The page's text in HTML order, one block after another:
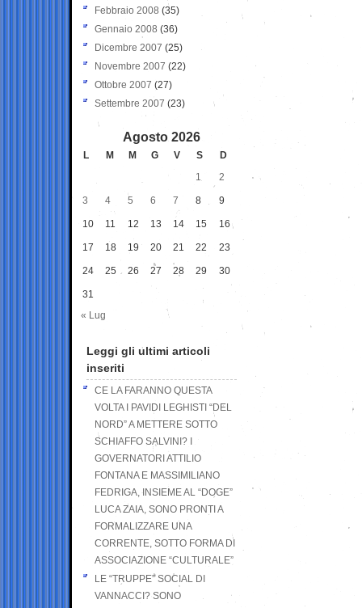
Febbraio 2008 (35)
Gennaio 2008 (36)
Dicembre 2007 (25)
Novembre 2007 (22)
Ottobre 2007 (27)
Settembre 2007 (23)
Agosto 2026
L M M G V S
D
1
2
3 4 5 6 7 8 9
10 11 12 13 14 15 16
17 18 19 20 21 22 23
24 25 26 27 28 29 30
31
« Lug
Leggi gli ultimi articoli
inseriti
CE LA FARANNO QUESTA
VOLTA I PAVIDI LEGHISTI “DEL
NORD” A METTERE SOTTO
SCHIAFFO SALVINI? I
GOVERNATORI ATTILIO
FONTANA E MASSIMILIANO
FEDRIGA, INSIEME AL “DOGE”
LUCA ZAIA, SONO PRONTI A
FORMALIZZARE UNA
CORRENTE, SOTTO FORMA DI
ASSOCIAZIONE “CULTURALE”
LE “TRUPPE” SOCIAL DI
VANNACCI? SONO